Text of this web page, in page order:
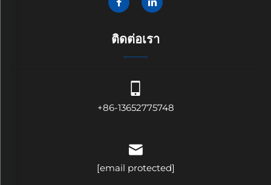
ติดต่อเรา
+86-13652775748
[email protected]